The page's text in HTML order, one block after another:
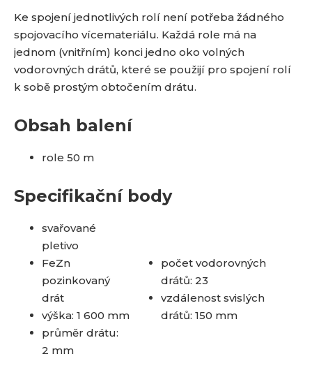
Ke spojení jednotlivých rolí není potřeba žádného
spojovacího vícemateriálu. Každá role má na
jednom (vnitřním) konci jedno oko volných
vodorovných drátů, které se použijí pro spojení rolí
k sobě prostým obtočením drátu.
Obsah balení
role 50 m
Specifikační body
svařované
pletivo
FeZn
pozinkovaný
drát
výška: 1 600 mm
průměr drátu:
2 mm
počet vodorovných
drátů: 23
vzdálenost svislých
drátů: 150 mm